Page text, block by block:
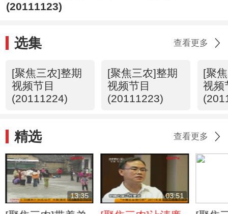
(20111123)
选集 查看更多
[聚焦三农]整期
视频节目
(20111224)
[聚焦三农]整期
视频节目
(20111223)
[聚
视频
精选 查看更多
13:35 03:51